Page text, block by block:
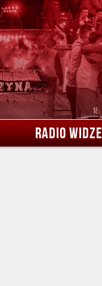
RADIO